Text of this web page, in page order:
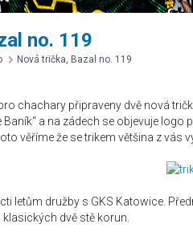
no. 119
Nová trička, Bazal no. 119
chachary připraveny dvě nová
a na zádech se objevuje
věříme že se trikem většina z vás
letům družby s GKS Katowice.
dvě stě korun.